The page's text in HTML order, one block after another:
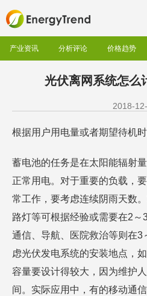
产业资讯 分析评论 价格趋势
光伏离网系统怎么
2018-
根据用户用电量或者期望待机
蓄电池的任务是在太阳能辐射
正常用电。对于重要的负载，
常工作，要考虑连续阴雨天数
路灯等可根据经验或需要在2～
通信、导航、医院救治等则在
虑光伏发电系统的安装地点，
容量要设计得较大，因为维护
间。实际应用中，有的移动通